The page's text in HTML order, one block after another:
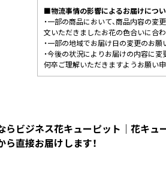
■物流事情の影響によるお届けにつ
・一部の商品において、商品内容の
文いただきましたお花の色合いに合
・一部の地域でお届け日の変更のお願
・今後の状況によりお届けの内容に
何卒ご理解いただきますようお願い申
らビジネス花キューピット｜花キ
直接お届けします！